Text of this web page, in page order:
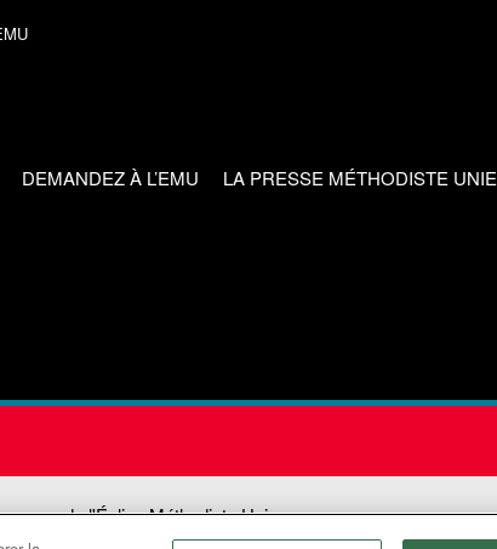
DEMANDEZ À L’EMU LA PRESSE MÉTHODISTE UNIE
de l'Église Méthodiste Unie